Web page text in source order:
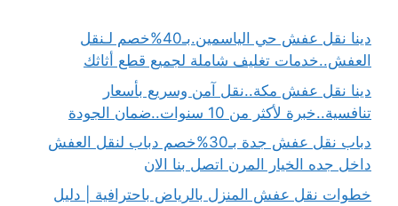
دينا نقل عفش حي الياسمين.بـ40%خصم لـنقل
العفش..خدمات تغليف شاملة لجميع قطع أثاثك
دينا نقل عفش مكة..نقل آمن وسريع بأسعار
تنافسية..خبرة لأكثر من 10 سنوات..ضمان الجودة
دباب نقل عفش جدة بـ30%خصم دباب لنقل العفش
داخل جده الخيار المرن اتصل بنا الان
خطوات نقل عفش المنزل بالرياض باحترافية | دليل